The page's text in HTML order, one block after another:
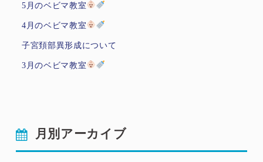
5月のベビマ教室
4月のベビマ教室
子宮頚部異形成について
3月のベビマ教室
月別アーカイブ